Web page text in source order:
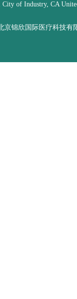
of Industry, CA
北京锦欣国际医疗科